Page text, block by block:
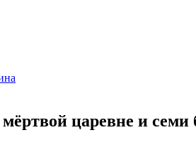
царевне и семи